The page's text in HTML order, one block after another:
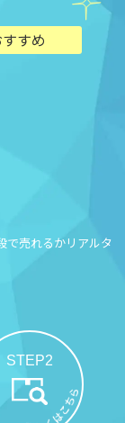
すめ
で売れるかリアルタ
STEP2